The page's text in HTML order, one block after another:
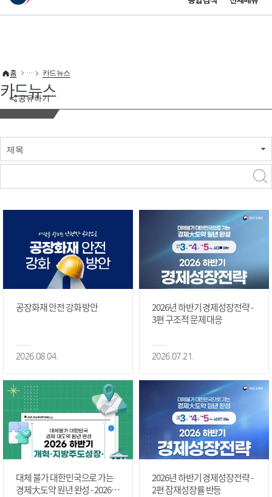
이 누리집은 대한민국 공식 전자정부 누리집입니다.
공유하기
홈 카드뉴스
카드뉴스
제목
공장화재 안전 강화 방안
2026.08.04.
2026년 하반기 경제성장전략 -
3편 구조적 문제 대응
2026.07.21.
대체 불가 대한민국으로 가는
경제大도약 원년 완성 - 2026 하
2026년 하반기 경제성장전략 -
2편 잠재성장률 반등